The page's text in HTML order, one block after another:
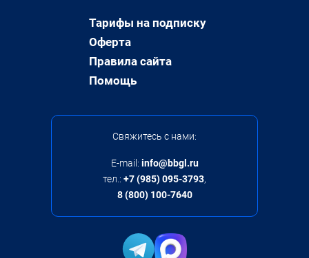
Тарифы на подписку
Оферта
Правила сайта
Помощь
Свяжитесь с нами:
E-mail: info@bbgl.ru
тел.: +7 (985) 095-3793,
8 (800) 100-7640